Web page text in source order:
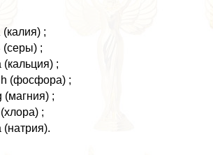
;
(серы) ;
;
(фосфора) ;
(магния) ;
;
(натрия).